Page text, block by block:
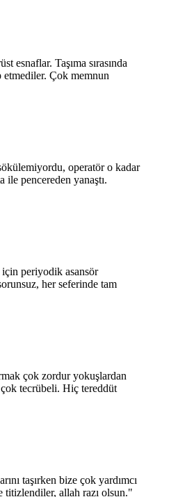
esnaflar. Taşıma sırasında
Çok memnun
operatör o kadar
ile pencereden yanaştı.
periyodik asansör
her seferinde tam
çok zordur yokuşlardan
tecrübeli. Hiç tereddüt
taşırken bize çok yardımcı
allah razı olsun."